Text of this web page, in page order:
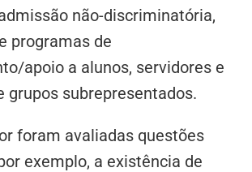
não-discriminatória,
programas de
apoio a alunos, servidores e
grupos subrepresentados.
foram avaliadas questões
exemplo, a existência de